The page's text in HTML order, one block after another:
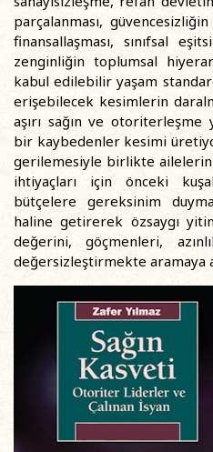
parçalanması,
finansallaşması, sınıfsal
zenginliğin toplumsal
kabul edilebilir yaşam
erişebilecek kesimlerin
aşırı sağın ve otoriterleşme
bir kaybedenler kesimi
gerilemesiyle birlikte
ihtiyaçları için önceki
bütçelere gereksinim
haline getirerek özsaygı
değerini, göçmenleri,
değersizleştirmekte aramaya